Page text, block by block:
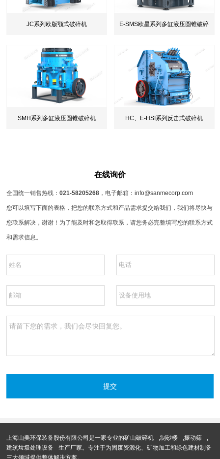
JC系列欧版颚式破碎机 E-SMS欧星系列多缸液压圆锥破碎
SMH系列多缸液压圆锥破碎机 HC、E-HSI系列反击式破碎机
在线询价
全国统一销售热线：021-58205268 ，电子邮箱：info@sanmecorp.com
您可以填写下面的表格，把您的联系方式和产品需求提交给我们，我们将尽快与
您联系解决，谢谢！为了能及时和您取得联系，请您务必完整填写您的联系方式
和需求信息。
上海山美环保装备股份有限公司是一家专业的矿山破碎机 ,制砂楼 ,振动筛
建筑垃圾处理设备
生产厂家。专注于为固废资源化、矿物加工和绿色建材制备
三大领域提供整体解决方案。